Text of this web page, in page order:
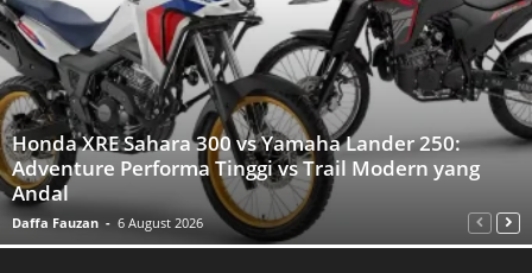
Honda XRE Sahara 300 vs Yamaha Lander 250:
Adventure Performa Tinggi vs Trail Modern yang
Andal
Daffa Fauzan - 6 August 2026